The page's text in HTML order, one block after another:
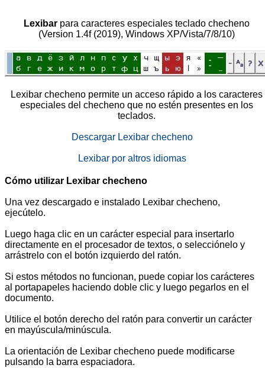
Lexibar para caracteres especiales teclado checheno
(Version 1.4f (2019), Windows XP/Vista/7/8/10)
Lexibar checheno permite un acceso rápido a los caracteres
especiales del checheno que no estén presentes en los
teclados.
Descargar Lexibar checheno
Lexibar por altros idiomas
Cómo utilizar Lexibar checheno
Una vez descargado e instalado Lexibar checheno,
ejecútelo.
Luego haga clic en un carácter especial para insertarlo
directamente en el procesador de textos, o selecciónelo y
arrástrelo con el botón izquierdo del ratón.
Si estos métodos no funcionan, puede copiar los carácteres
al portapapeles haciendo doble clic y luego pegarlos en el
documento.
Utilice el botón derecho del ratón para convertir un carácter
en mayúscula/minúscula.
La orientación de Lexibar checheno puede modificarse
pulsando la barra espaciadora.